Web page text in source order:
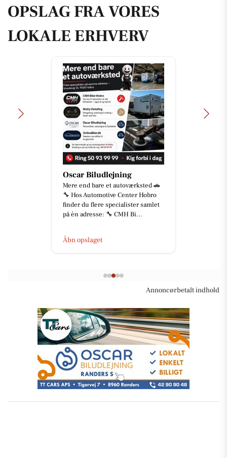
OPSLAG FRA VORES
LOKALE ERHVERV
Oscar Biludlejning
Mere end bare et autoværksted 🚗
🔧 Hos Automotive Center Hobro
finder du flere specialister samlet
på én adresse: 🔧 CMH Bi...
Åbn opslaget
Annoncørbetalt indhold